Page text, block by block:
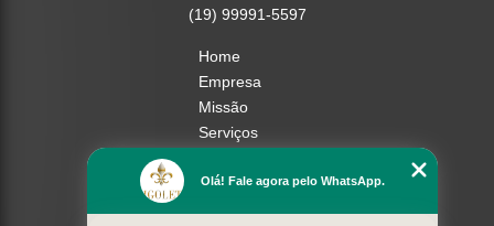
(19) 99991-5597
Home
Empresa
Missão
Serviços
Mapa do site
Olá! Fale agora pelo WhatsApp.